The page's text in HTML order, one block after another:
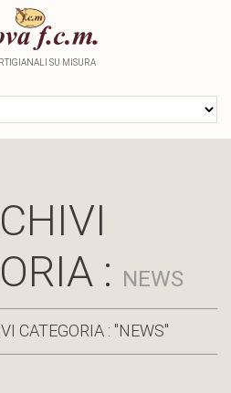
SU MISURA
: NEWS
CATEGORIA : "NEWS"